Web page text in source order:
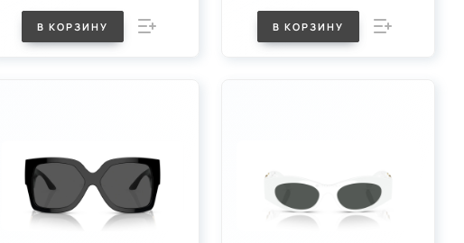
В КОРЗИНУ В КОРЗИНУ